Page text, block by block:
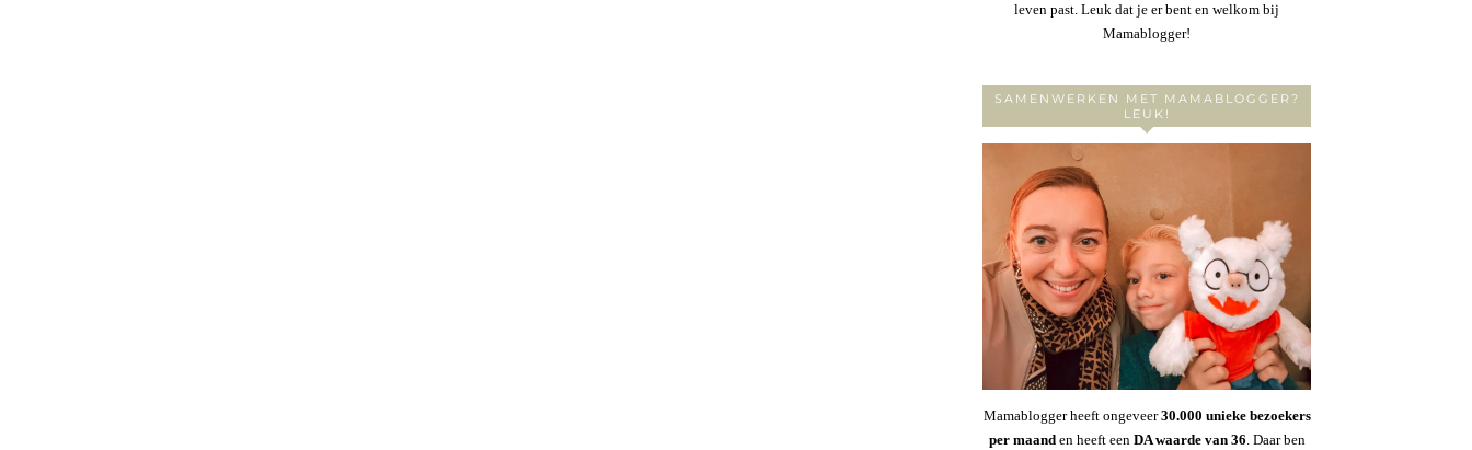
leven past. Leuk dat je er bent en welkom bij
Mamablogger!
SAMENWERKEN MET MAMABLOGGER?
LEUK!
Mamablogger heeft ongeveer30.000 unieke bezoekers
per maanden heeft een DA waarde van 36. Daar ben